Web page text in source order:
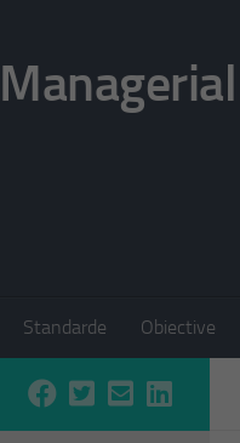
Standarde Obiective